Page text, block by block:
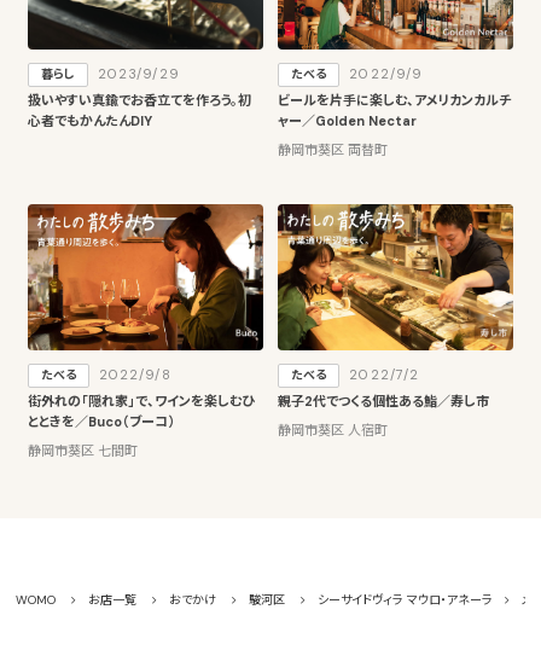
暮らし
2023/9/29
扱いやすい真鍮でお香立てを作ろう。初
心者でもかんたんDIY
たべる
2022/9/9
ビールを片手に楽しむ、アメリカンカルチ
ャー／Golden Nectar
静岡市葵区 両替町
たべる
2022/9/8
街外れの「隠れ家」で、ワインを楽しむひ
とときを／Buco（ブーコ）
静岡市葵区 七間町
たべる
2022/7/2
親子2代でつくる個性ある鮨／寿し市
静岡市葵区 人宿町
WOMO お店一覧 おでかけ 駿河区 シーサイドヴィラ マウロ・アネーラ メ